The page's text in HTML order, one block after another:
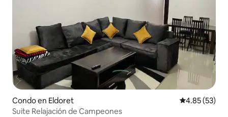
Condo en Eldoret Calificación
4.85 (53)
Suite Relajación de Campeones